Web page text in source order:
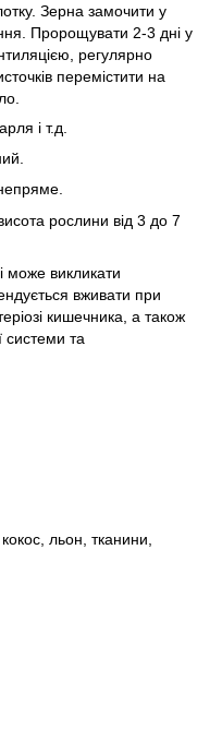
Зерна замочити у
Пророщувати 2-3 дні у
регулярно
перемістити на
і т.д.
рослини від 3 до 7
може викликати
вживати при
кишечника, а також
системи та
льон, тканини,